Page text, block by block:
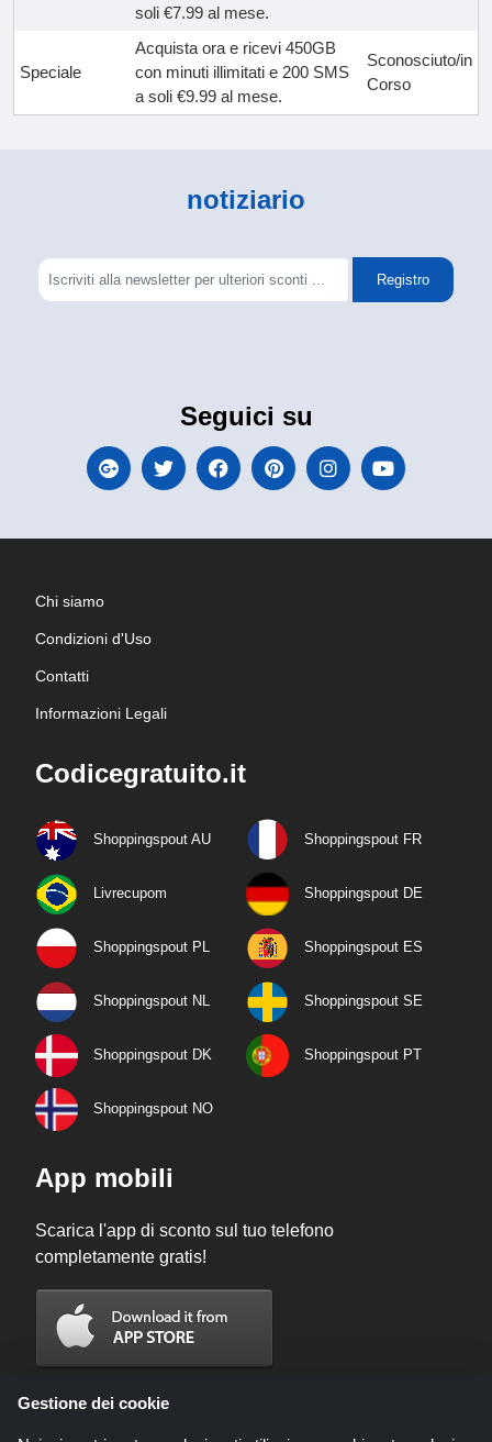
soli €7.99 al mese.
Speciale
Acquista ora e ricevi 450GB
con minuti illimitati e 200 SMS
a soli €9.99 al mese.
Sconosciuto/in
Corso
notiziario
Registro
Seguici su
Chi siamo
Condizioni d'Uso
Contatti
Informazioni Legali
Codicegratuito.it
Shoppingspout AU Shoppingspout FR
Livrecupom Shoppingspout DE
Shoppingspout PL Shoppingspout ES
Shoppingspout NL Shoppingspout SE
Shoppingspout DK Shoppingspout PT
Shoppingspout NO
App mobili
Scarica l'app di sconto sul tuo telefono
completamente gratis!
Gestione dei cookie